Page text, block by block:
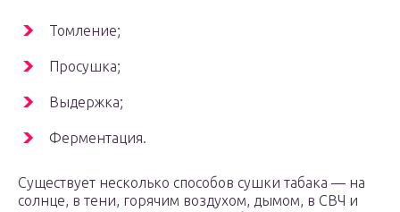
Томление;
Просушка;
Выдержка;
Ферментация.
Существует несколько способов сушки табака — на
солнце, в тени, горячим воздухом, дымом, в СВЧ и